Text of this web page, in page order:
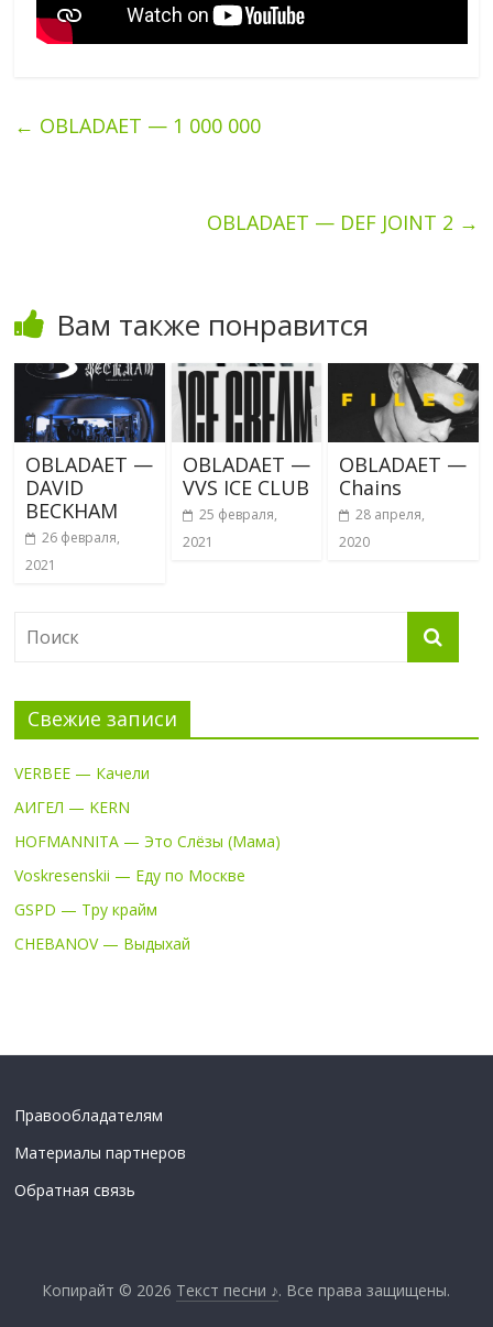
← OBLADAET — 1 000 000
OBLADAET — DEF JOINT 2 →
Вам также понравится
OBLADAET —
DAVID
BECKHAM
26 февраля,
2021
OBLADAET —
VVS ICE CLUB
25 февраля,
2021
OBLADAET —
Chains
28 апреля,
2020
Свежие записи
VERBEE — Качели
АИГЕЛ — KERN
HOFMANNITA — Это Слёзы (Мама)
Voskresenskii — Еду по Москве
GSPD — Тру крайм
CHEBANOV — Выдыхай
Правообладателям
Материалы партнеров
Обратная связь
Копирайт © 2026 Текст песни ♪. Все права защищены.